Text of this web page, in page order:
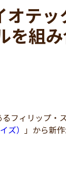
テッ
を組
フィリップ・
ズ） 」から新作